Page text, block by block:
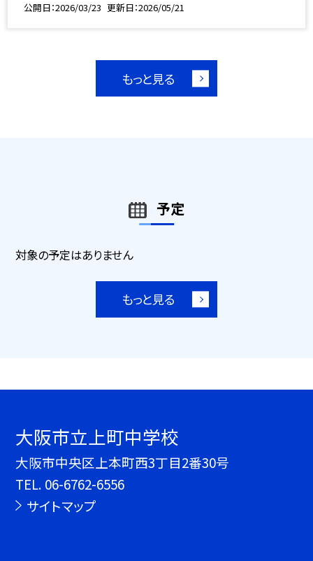
公開日 2026/03/23 更新日 2026/05/21
もっと見る
予定
対象の予定はありません
もっと見る
大阪市立上町中学校
大阪市中央区上本町西3丁目2番30号
TEL. 06-6762-6556
サイトマップ